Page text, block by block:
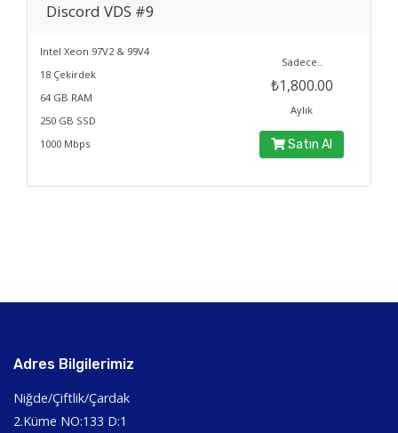
Discord VDS #9
Intel Xeon 97V2 & 99V4
18 Çekirdek
64 GB RAM
250 GB SSD
1000 Mbps
Sadece..
₺1,800.00
Aylık
Satın Al
Adres Bilgilerimiz
Niğde/Çiftlik/Çardak
2.Küme NO:133 D:1